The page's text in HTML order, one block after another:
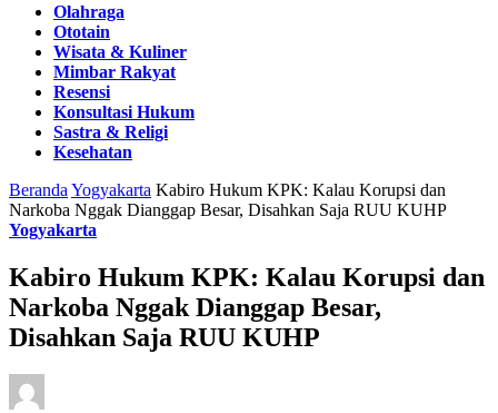
Olahraga
Ototain
Wisata & Kuliner
Mimbar Rakyat
Resensi
Konsultasi Hukum
Sastra & Religi
Kesehatan
Beranda Yogyakarta Kabiro Hukum KPK: Kalau Korupsi dan
Narkoba Nggak Dianggap Besar, Disahkan Saja RUU KUHP
Yogyakarta
Kabiro Hukum KPK: Kalau Korupsi dan
Narkoba Nggak Dianggap Besar,
Disahkan Saja RUU KUHP